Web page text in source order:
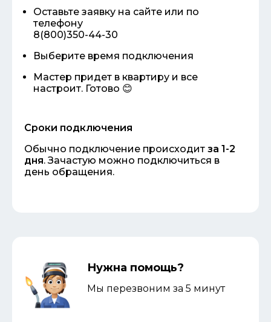
Оставьте заявку на сайте или по
телефону
8(800)350-44-30
Выберите время подключения
Мастер придет в квартиру и все
настроит. Готово 😊
Сроки подключения
Обычно подключение происходит за 1-2
дня. Зачастую можно подключиться в
день обращения.
Нужна помощь?
Мы перезвоним за 5 минут